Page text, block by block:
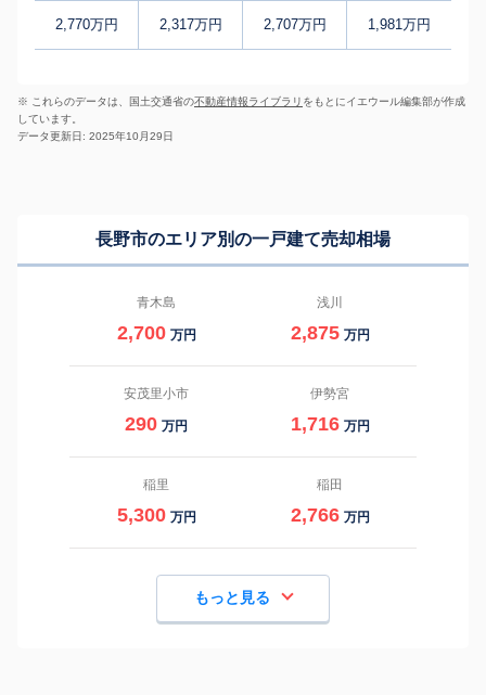
2,770万円 2,317万円 2,707万円 1,981万円
※ これらのデータは、国土交通省の不動産情報ライブラリ をもとにイエウール編集部が作成
しています。
データ更新日: 2025年10月29日
長野市のエリア別の一戸建て売却相場
青木島
2,700 万円
浅川
2,875 万円
安茂里小市
290 万円
伊勢宮
1,716 万円
稲里
5,300 万円
稲田
2,766 万円
もっと見る